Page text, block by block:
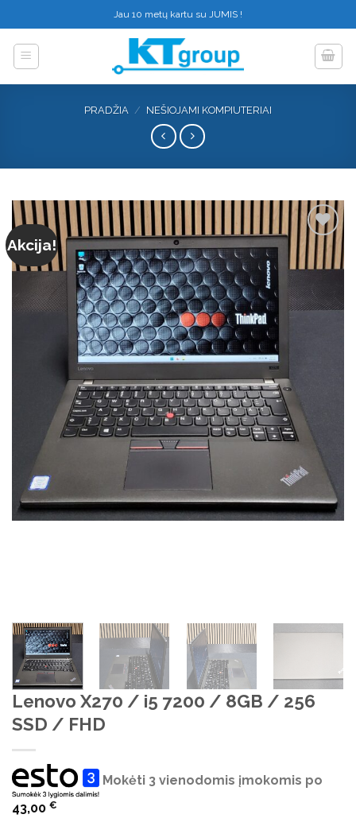
to
content
Jau 10 metų kartu su JUMIS !
PRADŽIA / NEŠIOJAMI KOMPIUTERIAI
Akcija!
Add to
wishlist
Lenovo X270 / i5 7200 / 8GB / 256
SSD / FHD
Mokėti 3 vienodomis įmokomis po
43,00 €